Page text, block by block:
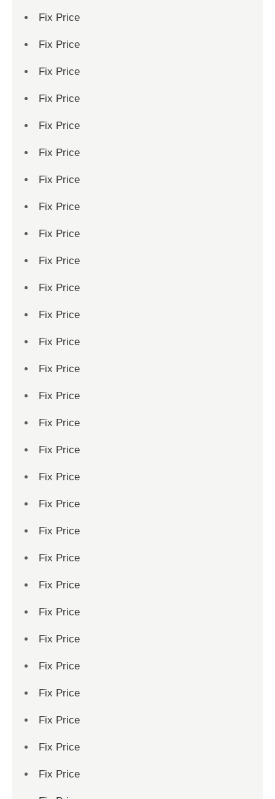
Fix Price
Fix Price
Fix Price
Fix Price
Fix Price
Fix Price
Fix Price
Fix Price
Fix Price
Fix Price
Fix Price
Fix Price
Fix Price
Fix Price
Fix Price
Fix Price
Fix Price
Fix Price
Fix Price
Fix Price
Fix Price
Fix Price
Fix Price
Fix Price
Fix Price
Fix Price
Fix Price
Fix Price
Fix Price